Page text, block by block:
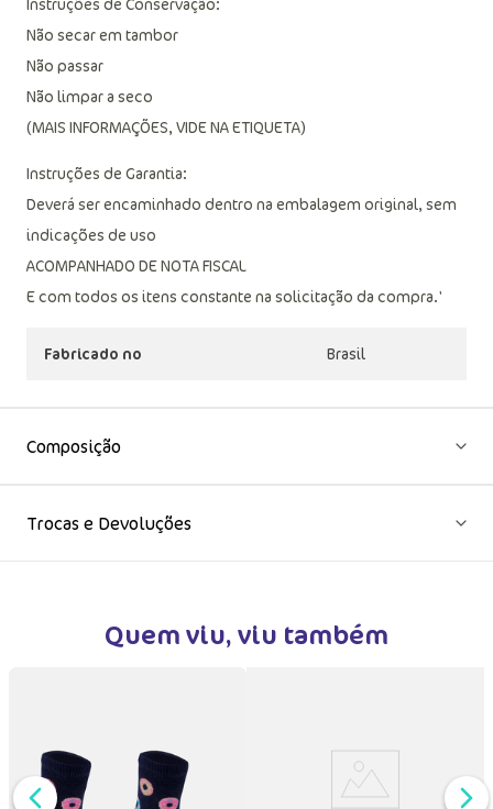
Não secar em tambor
Não passar
Não limpar a seco
(MAIS INFORMAÇÕES, VIDE NA ETIQUETA)
Instruções de Garantia:
Deverá ser encaminhado dentro na embalagem original, sem
indicações de uso
ACOMPANHADO DE NOTA FISCAL
E com todos os itens constante na solicitação da compra.'
Fabricado no Brasil
Composição
Trocas e Devoluções
Quem viu, viu também